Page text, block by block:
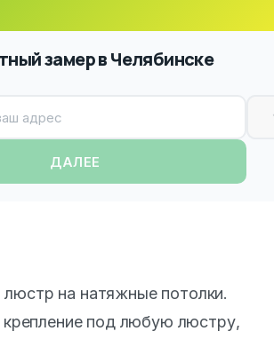
замер в Челябинске
ДАЛЕЕ
люстр на натяжные потолки.
под любую люстру,